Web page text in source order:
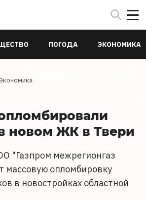
ПОГОДА ЭКОНОМИКА
новом ЖК в Твери
"Газпром межрегионгаз
массовую опломбировку
в новостройках областной